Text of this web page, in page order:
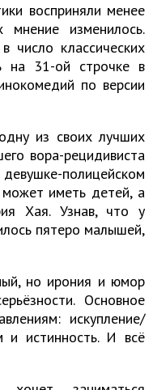
восприняли менее
изменилось.
число классических
на 31-ой строчке в
по версии
из своих лучших
вора-рецидивиста
полицейском
иметь детей, а
Хая. Узнав, что у
пятеро малышей,
но ирония и юмор
Основное
искупление/
и истинность. И всё